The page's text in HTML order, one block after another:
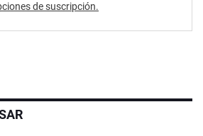
de suscripción.